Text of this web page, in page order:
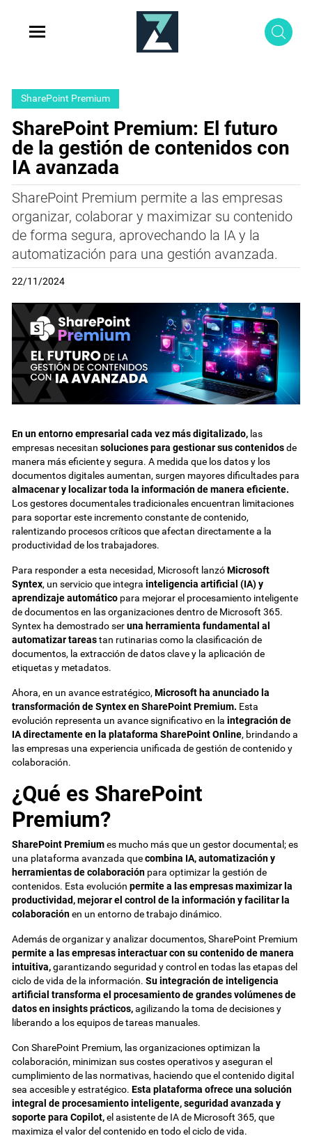
SharePoint Premium
SharePoint Premium: El futuro
de la gestión de contenidos con
IA avanzada
SharePoint Premium permite a las empresas
organizar, colaborar y maximizar su contenido
de forma segura, aprovechando la IA y la
automatización para una gestión avanzada.
22/11/2024
En un entorno empresarial cada vez más digitalizado, las
empresas necesitan soluciones para gestionar sus contenidosde
manera más eficiente y segura. A medida que los datos y los
documentos digitales aumentan, surgen mayores dificultades para
almacenar y localizar toda la información de manera eficiente.
Los gestores documentales tradicionales encuentran limitaciones
para soportar este incremento constante de contenido,
ralentizando procesos críticos que afectan directamente a la
productividad de los trabajadores.
Para responder a esta necesidad, Microsoft lanzóMicrosoft
Syntex, un servicio que integra inteligencia artificial (IA) y
aprendizaje automático para mejorar el procesamiento inteligente
de documentos en las organizaciones dentro de Microsoft 365.
Syntex ha demostrado seruna herramienta fundamental al
automatizar tareastan rutinarias como la clasificación de
documentos, la extracción de datos clave y la aplicación de
etiquetas y metadatos.
Ahora, en un avance estratégico,Microsoft ha anunciado la
transformación de Syntex en SharePoint Premium. Esta
evolución representa un avance significativo en la integración de
IA directamente en la plataforma SharePoint Online, brindando a
las empresas una experiencia unificada de gestión de contenido y
colaboración.
¿Qué es SharePoint
Premium?
SharePoint Premiumes mucho más que un gestor documental; es
una plataforma avanzada quecombina IA, automatización y
herramientas de colaboración para optimizar la gestión de
contenidos. Esta evolución permite a las empresas maximizar la
productividad, mejorar el control de la información y facilitar la
colaboraciónen un entorno de trabajo dinámico.
Además de organizar y analizar documentos, SharePoint Premium
permite a las empresas interactuar con su contenido de manera
intuitiva,garantizando seguridad y control en todas las etapas del
ciclo de vida de la información. Su integración de inteligencia
artificial transforma el procesamiento de grandes volúmenes de
datos en insights prácticos,agilizando la toma de decisiones y
liberando a los equipos de tareas manuales.
Con SharePoint Premium, las organizaciones optimizan la
colaboración, minimizan sus costes operativos y aseguran el
cumplimiento de las normativas, haciendo que el contenido digital
sea accesible y estratégico. Esta plataforma ofrece una solución
integral de procesamiento inteligente, seguridad avanzada y
soporte para Copilot,el asistente de IA de Microsoft 365, que
maximiza el valor del contenido en todo el ciclo de vida.